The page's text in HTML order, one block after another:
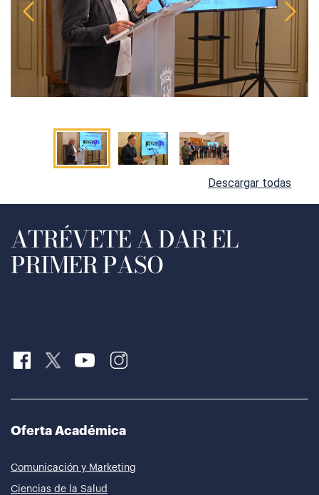
Descargar todas
ATRÉVETE A DAR EL
PRIMER PASO
Oferta Académica
Comunicación y Marketing
Ciencias de la Salud